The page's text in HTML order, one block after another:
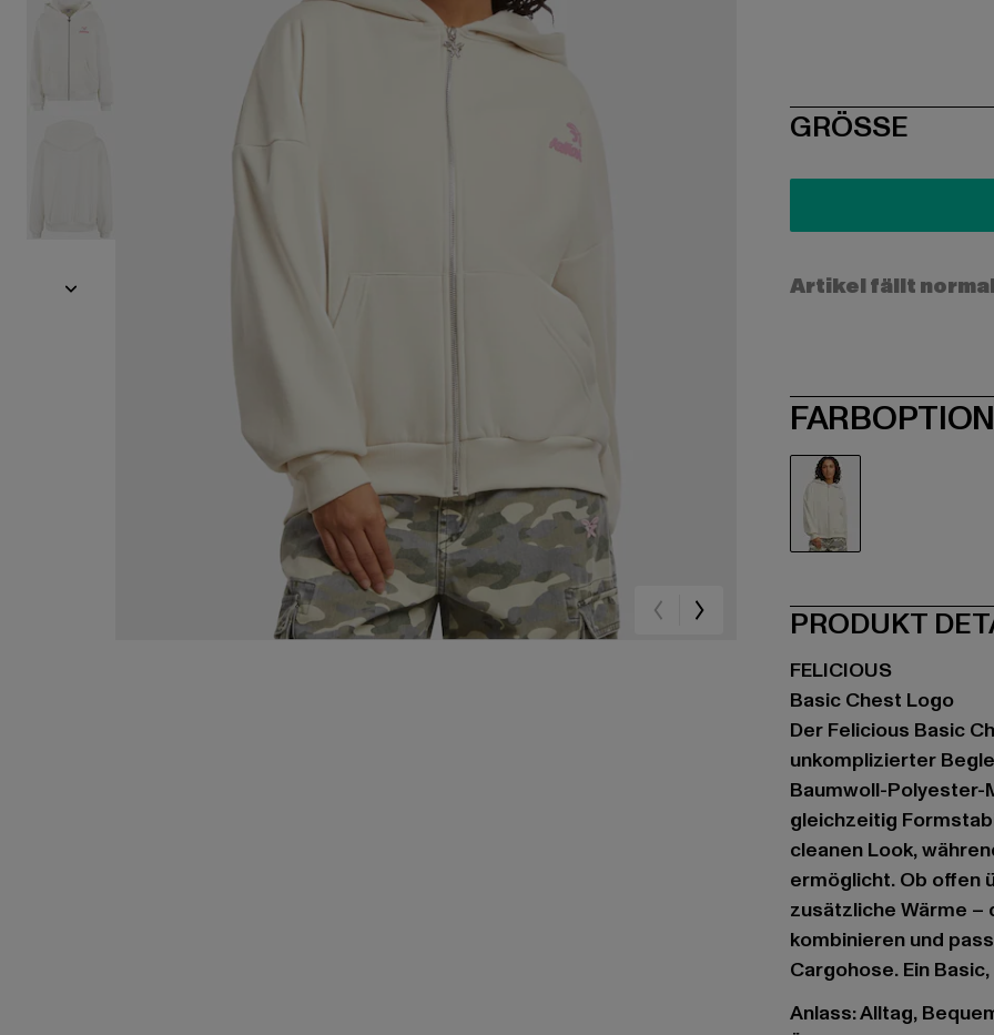
SIZE
GRÖSSE
Artikel fällt
PRODUKT
FELICIOUS
Basic Chest Logo
Der Felicious Basic
unkomplizierter
Baumwoll-
gleichzeitig
cleanen Look,
ermöglicht. Ob offen
zusätzliche Wärme –
kombinieren und
Cargohose. Ein
Anlass: Alltag,